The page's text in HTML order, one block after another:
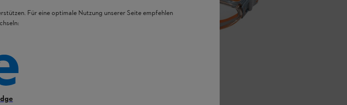
Für eine optimale Nutzung unserer Seite empfehlen